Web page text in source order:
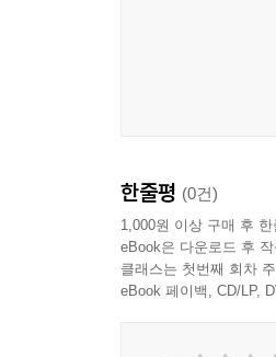
한줄평 (0건)
1,000원 이상 구매 후 한
eBook은 다운로드 후
클래스는 첫번째 회차
eBook 페이백, CD/LP,